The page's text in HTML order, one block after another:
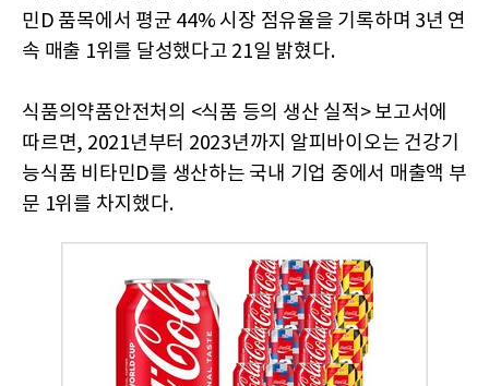
민D 품목에서 평균 44% 시장 점유율을 기록하며 3년 연
속 매출 1위를 달성했다고 21일 밝혔다.
식품의약품안전처의 <식품 등의 생산 실적> 보고서에
따르면, 2021년부터 2023년까지 알피바이오는 건강기
능식품 비타민D를 생산하는 국내 기업 중에서 매출액 부
문 1위를 차지했다.